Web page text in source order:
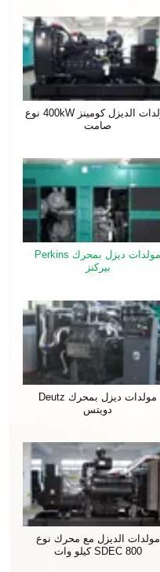
مولدات الديزل كومينز 400kW نوع
صامت
مولدات ديزل بمحرك Perkins
بيركنز
مولدات ديزل بمحرك Deutz
دويتس
مولدات الديزل مع محرك نوع
SDEC 800 كيلو وات